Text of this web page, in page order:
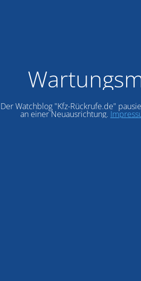
Der Watchblog "Kfz-Rückrufe.de"
an einer Neuausrichtung.